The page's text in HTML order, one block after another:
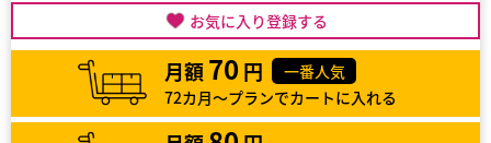
お気に入り登録する
月額 70 円
一番人気
72カ月～プランでカートに入れる